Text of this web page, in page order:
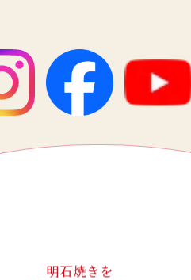
明石焼きを